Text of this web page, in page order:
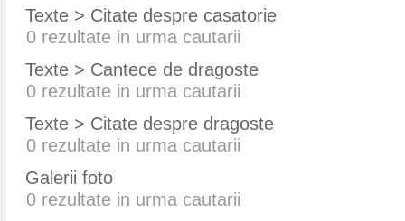
Texte > Citate despre casatorie
0 rezultate in urma cautarii
Texte > Cantece de dragoste
0 rezultate in urma cautarii
Texte > Citate despre dragoste
0 rezultate in urma cautarii
Galerii foto
0 rezultate in urma cautarii